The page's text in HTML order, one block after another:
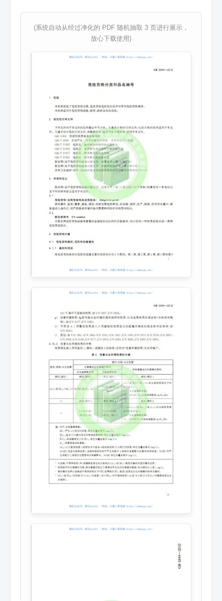
(系统自动从经过净化的 PDF 随机抽取 3 页进行展示，
放心下载使用)